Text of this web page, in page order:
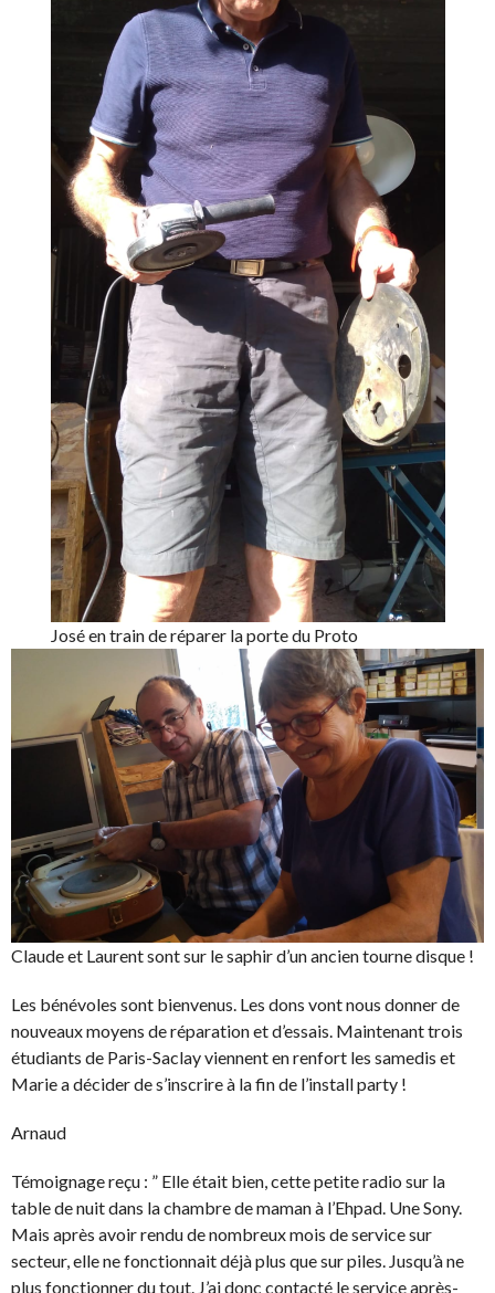
José en train de réparer la porte du Proto
Claude et Laurent sont sur le saphir d’un ancien tourne disque !
Les bénévoles sont bienvenus. Les dons vont nous donner de
nouveaux moyens de réparation et d’essais. Maintenant trois
étudiants de Paris-Saclay viennent en renfort les samedis et
Marie a décider de s’inscrire à la fin de l’install party !
Arnaud
Témoignage reçu : ” Elle était bien, cette petite radio sur la
table de nuit dans la chambre de maman à l’Ehpad. Une Sony.
Mais après avoir rendu de nombreux mois de service sur
secteur, elle ne fonctionnait déjà plus que sur piles. Jusqu’à ne
plus fonctionner du tout. J’ai donc contacté le service après-